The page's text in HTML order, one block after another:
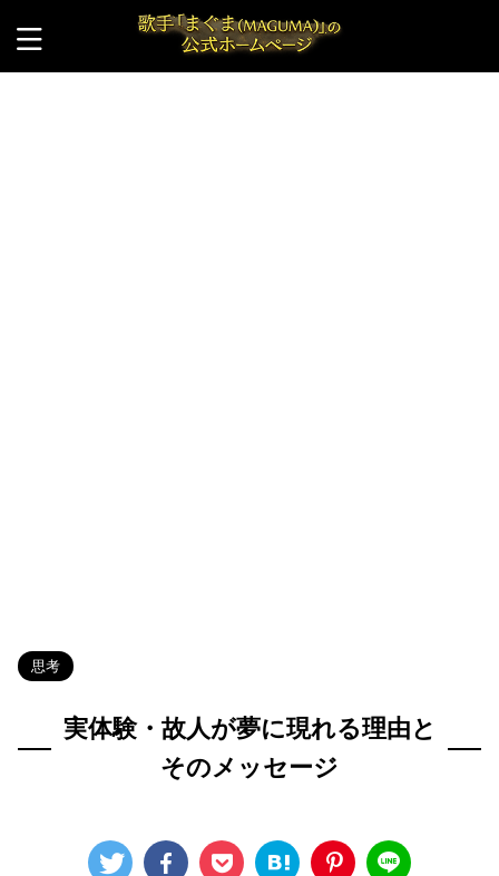
思考
実体験・故人が夢に現れる理由と
そのメッセージ